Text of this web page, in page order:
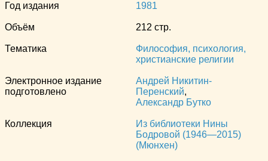
Год издания 1981
Объём 212 стр.
Тематика
Философия, психология,
христианские религии
Электронное издание
подготовлено
Андрей Никитин-
Перенский,
Александр Бутко
Коллекция
Из библиотеки Нины
Бодровой (1946—2015)
(Мюнхен)